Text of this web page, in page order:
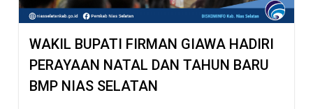
WAKIL BUPATI FIRMAN GIAWA HADIRI
PERAYAAN NATAL DAN TAHUN BARU
BMP NIAS SELATAN